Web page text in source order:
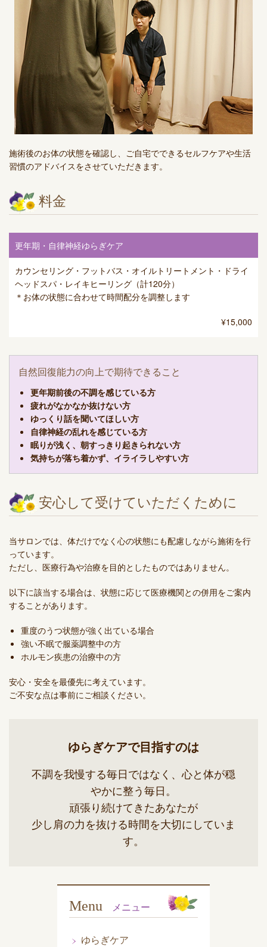
施術後のお体の状態を確認し、ご自宅でできるセルフケアや生活
習慣のアドバイスをさせていただきます。
料金
更年期・自律神経ゆらぎケア
カウンセリング・フットバス・オイルトリートメント・ドライ
ヘッドスパ・レイキヒーリング（計120分）
＊お体の状態に合わせて時間配分を調整します
¥15,000
自然回復能力の向上で期待できること
更年期前後の不調を感じている方
疲れがなかなか抜けない方
ゆっくり話を聞いてほしい方
自律神経の乱れを感じている方
眠りが浅く、朝すっきり起きられない方
気持ちが落ち着かず、イライラしやすい方
安心して受けていただくために
当サロンでは、体だけでなく心の状態にも配慮しながら施術を行
っています。
ただし、医療行為や治療を目的としたものではありません。
以下に該当する場合は、状態に応じて医療機関との併用をご案内
することがあります。
重度のうつ状態が強く出ている場合
強い不眠で服薬調整中の方
ホルモン疾患の治療中の方
安心・安全を最優先に考えています。
ご不安な点は事前にご相談ください。
ゆらぎケアで目指すのは
不調を我慢する毎日ではなく、心と体が穏
やかに整う毎日。
頑張り続けてきたあなたが
少し肩の力を抜ける時間を大切にしていま
す。
Menu メニュー
ゆらぎケア